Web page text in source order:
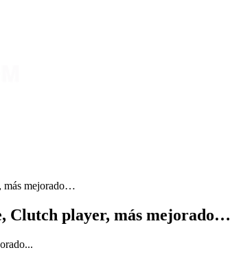
más mejorado…
Clutch player, más mejorado…